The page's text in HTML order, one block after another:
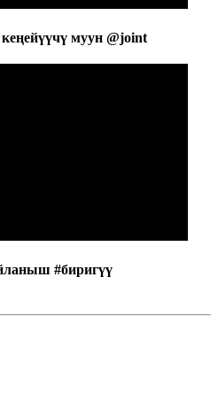
муун @joint
#биригүү